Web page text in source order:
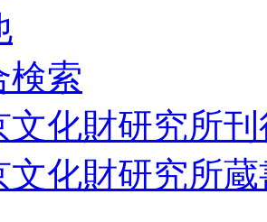
検索
文化財研究所
文化財研究所